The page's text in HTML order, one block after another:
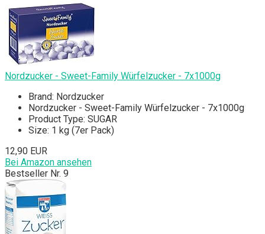
Nordzucker - Sweet-Family Würfelzucker - 7x1000g
Brand: Nordzucker
Nordzucker - Sweet-Family Würfelzucker - 7x1000g
Product Type: SUGAR
Size: 1 kg (7er Pack)
12,90 EUR
Bei Amazon ansehen
Bestseller Nr. 9